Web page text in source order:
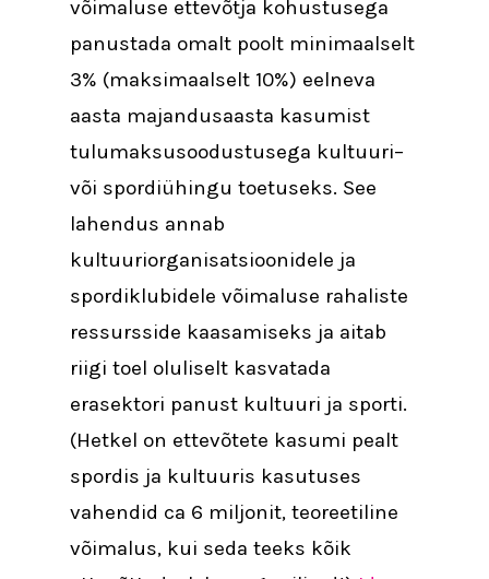
võimaluse ettevõtja kohustusega
panustada omalt poolt minimaalselt
3% (maksimaalselt 10%) eelneva
aasta majandusaasta kasumist
tulumaksusoodustusega kultuuri–
või spordiühingu toetuseks. See
lahendus annab
kultuuriorganisatsioonidele ja
spordiklubidele võimaluse rahaliste
ressursside kaasamiseks ja aitab
riigi toel oluliselt kasvatada
erasektori panust kultuuri ja sporti.
(Hetkel on ettevõtete kasumi pealt
spordis ja kultuuris kasutuses
vahendid ca 6 miljonit, teoreetiline
võimalus, kui seda teeks kõik